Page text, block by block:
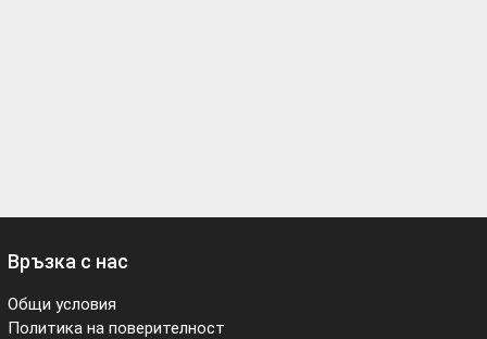
Връзка с нас
Общи условия
Политика на поверителност